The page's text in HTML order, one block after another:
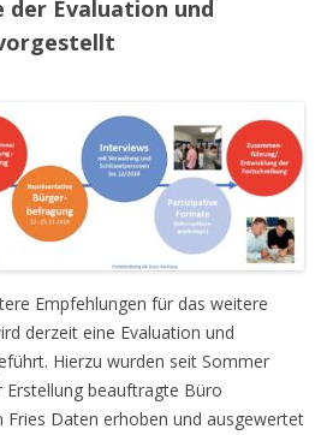
der Evaluation und
Empfehlungen für das weitere
derzeit eine Evaluation und
Hierzu wurden seit Sommer
Erstellung beauftragte Büro
Fries Daten erhoben und ausgewertet